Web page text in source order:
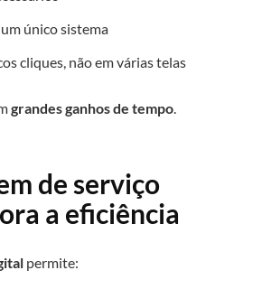
único sistema
cliques, não em várias telas
grandes ganhos de tempo.
de serviço
a eficiência
permite: